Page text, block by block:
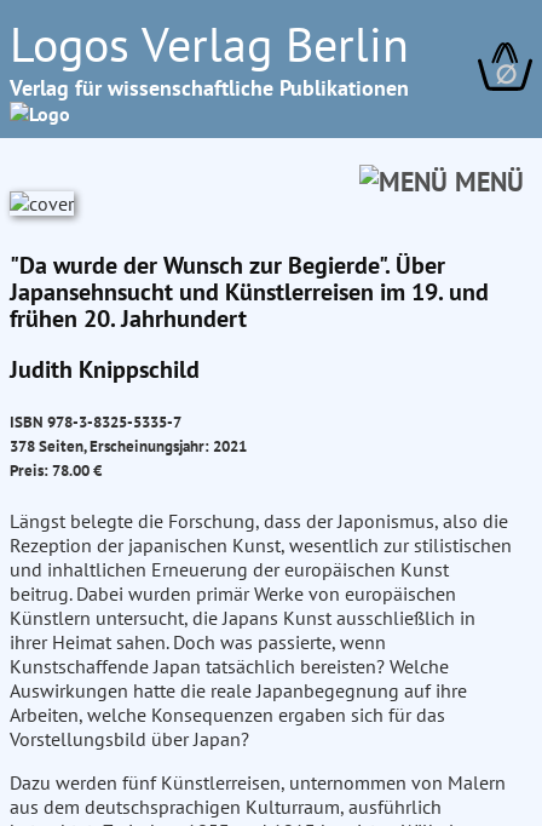
Logos Verlag Berlin
Verlag für wissenschaftliche Publikationen ∅
MENÜ
"Da wurde der Wunsch zur Begierde". Über
Japansehnsucht und Künstlerreisen im 19. und
frühen 20. Jahrhundert
Judith Knippschild
ISBN 978-3-8325-5335-7
378 Seiten, Erscheinungsjahr: 2021
Preis: 78.00 €
Längst belegte die Forschung, dass der Japonismus, also die
Rezeption der japanischen Kunst, wesentlich zur stilistischen
und inhaltlichen Erneuerung der europäischen Kunst
beitrug. Dabei wurden primär Werke von europäischen
Künstlern untersucht, die Japans Kunst ausschließlich in
ihrer Heimat sahen. Doch was passierte, wenn
Kunstschaffende Japan tatsächlich bereisten? Welche
Auswirkungen hatte die reale Japanbegegnung auf ihre
Arbeiten, welche Konsequenzen ergaben sich für das
Vorstellungsbild über Japan?
Dazu werden fünf Künstlerreisen, unternommen von Malern
aus dem deutschsprachigen Kulturraum, ausführlich